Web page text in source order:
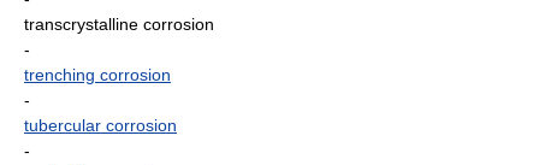
transcrystalline corrosion
-
trenching corrosion
-
tubercular corrosion
-